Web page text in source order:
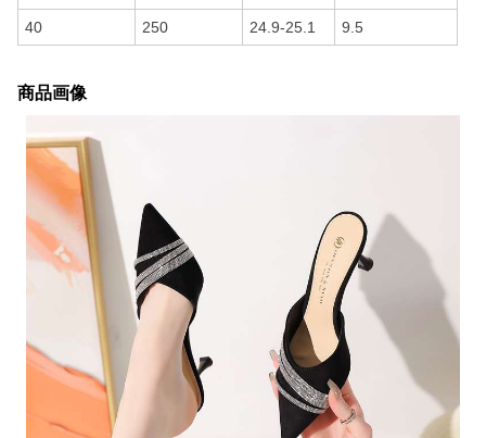
40 250 24.9-25.1 9.5
商品画像